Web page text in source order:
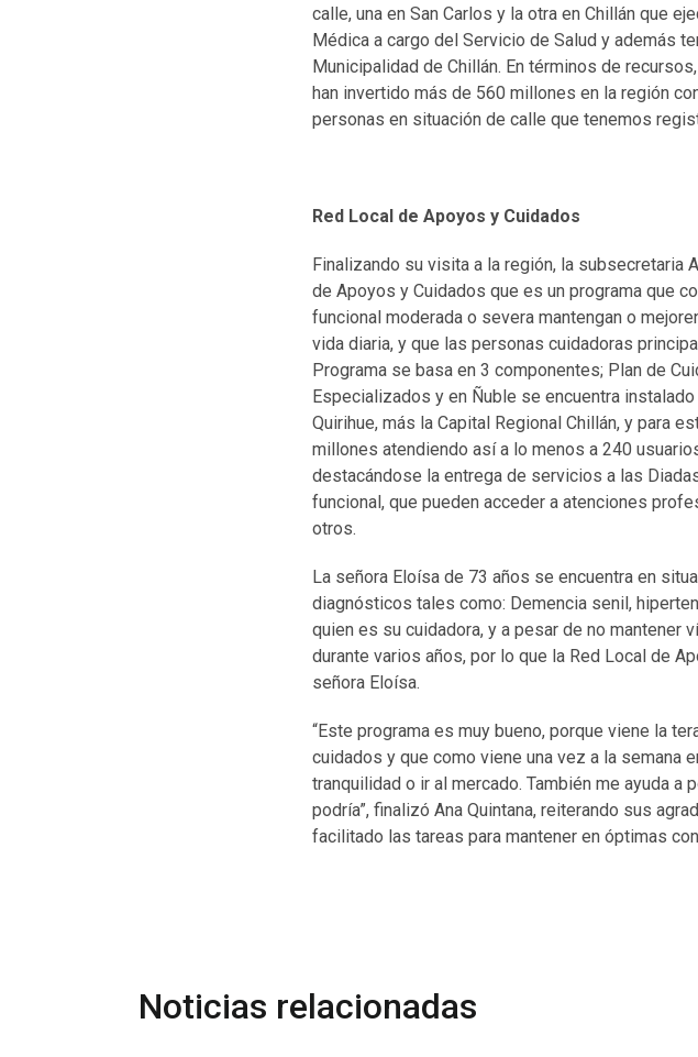
calle, una en San Carlos y la otra en Chillán que
Médica a cargo del Servicio de Salud y además
Municipalidad de Chillán. En términos de
han invertido más de 560 millones en la región
personas en situación de calle que tenemos
Red Local de Apoyos y Cuidados
Finalizando su visita a la región, la subsecretaria
de Apoyos y Cuidados que es un programa que
funcional moderada o severa mantengan o
vida diaria, y que las personas cuidadoras
Programa se basa en 3 componentes; Plan de
Especializados y en Ñuble se encuentra
Quirihue, más la Capital Regional Chillán, y para
millones atendiendo así a lo menos a 240
destacándose la entrega de servicios a las
funcional, que pueden acceder a atenciones
otros.
La señora Eloísa de 73 años se encuentra en
diagnósticos tales como: Demencia senil,
quien es su cuidadora, y a pesar de no mantener
durante varios años, por lo que la Red Local de
señora Eloísa.
“Este programa es muy bueno, porque viene la
cuidados y que como viene una vez a la semana
tranquilidad o ir al mercado. También me ayuda a
podría”, finalizó Ana Quintana, reiterando sus
facilitado las tareas para mantener en óptimas
Noticias relacionadas